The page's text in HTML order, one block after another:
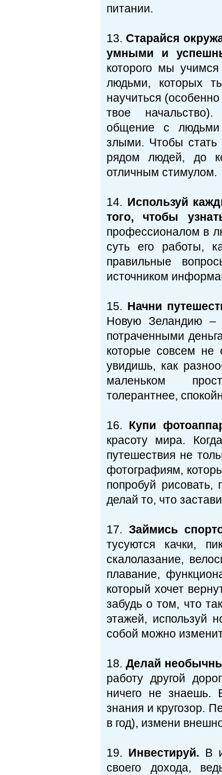
питании.
13. Старайся
умными и
которого мы
людьми, которых
научиться
твое начальство).
общение с людьми
злыми. Чтобы
рядом людей, до
отличным стимулом.
14. Используй
того, чтобы
профессионалом в
суть его работы,
правильные
источником
15. Начни
Новую Зеландию –
потраченными
которые совсем не
увидишь, как
маленьком
толерантнее,
16. Купи
красоту мира.
путешествия не
фотографиям,
попробуй рисовать,
делай то, что
17.Займись
тусуются качки,
скалолазание,
плавание,
который хочет
забудь о том, что
этажей, используй
собой можно
18. Делай
работу другой
ничего не знаешь.
знания и кругозор.
в год), измени
19. Инвестируй. В
своего дохода,